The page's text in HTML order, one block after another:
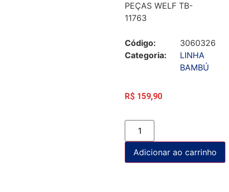
PEÇAS WELF TB-
11763
Código:
3060326
Categoria:
LINHA
BAMBÚ
R$ 159,90
Adicionar ao carrinho